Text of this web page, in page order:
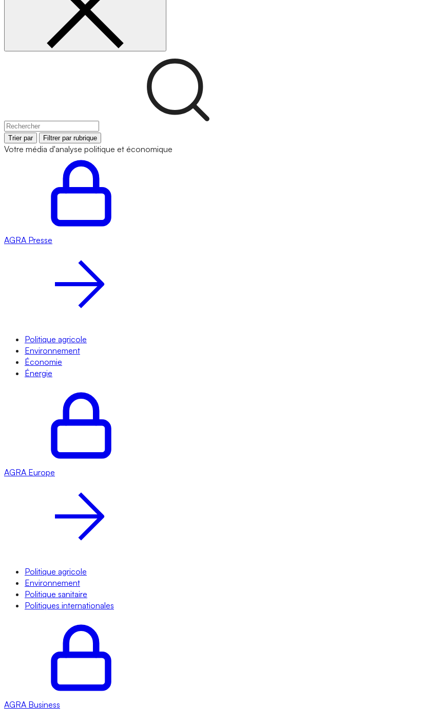
Trier par Filtrer par rubrique
Votre média d'analyse politique et économique
AGRA Presse
Politique agricole
Environnement
Économie
Énergie
AGRA Europe
Politique agricole
Environnement
Politique sanitaire
Politiques internationales
AGRA Business